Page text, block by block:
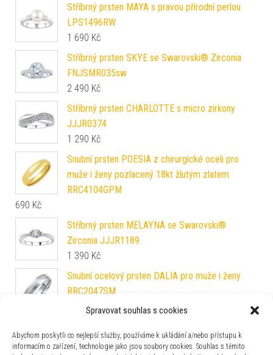
Spravovat souhlas s cookies
Abychom poskytli co nejlepší služby, používáme k ukládání a/nebo přístupu k
informacím o zařízení, technologie jako jsou soubory cookies. Souhlas s těmito
Stříbrný prsten MAYA s pravou přírodní perlou
LPS1496RW
1 690 Kč
Stříbrný prsten SKYE se Swarovski® Zirconia
FNJSMR035sw
2 490 Kč
Stříbrný prsten CHARLOTTE s micro zirkony
JJJR0374
1 290 Kč
Snubní prsten POESIA z chirurgické oceli pro
muže i ženy pozlacený 18kt žlutým zlatem
RRC4104GPM
690 Kč
Stříbrný prsten MELAYNA se Swarovski®
Zirconia JJJR1189
1 390 Kč
Snubní ocelový prsten DALIA pro muže i ženy
RRC2047SM
Kč
zlatem SHG1089RMRGP